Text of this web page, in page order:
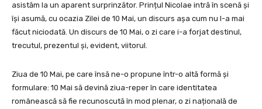
asistăm la un aparent surprinzător. Prințul Nicolae intră în scenă și
își asumă, cu ocazia Zilei de 10 Mai, un discurs așa cum nu l-a mai
făcut niciodată. Un discurs de 10 Mai, o zi care i-a forjat destinul,
trecutul, prezentul și, evident, viitorul.
Ziua de 10 Mai, pe care însă ne-o propune într-o altă formă și
formulare: 10 Mai să devină ziua-reper în care identitatea
românească să fie recunoscută în mod plenar, o zi națională de